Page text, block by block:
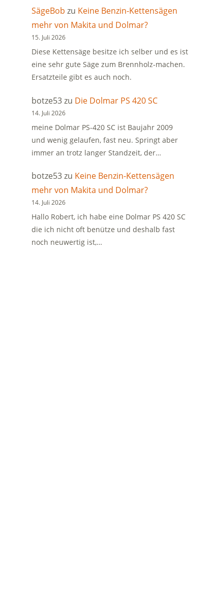
SägeBob zu Keine Benzin-Kettensägen
mehr von Makita und Dolmar?
15. Juli 2026
Diese Kettensäge besitze ich selber und es ist
eine sehr gute Säge zum Brennholz-machen.
Ersatzteile gibt es auch noch.
botze53zu Die Dolmar PS 420 SC
14. Juli 2026
meine Dolmar PS-420 SC ist Baujahr 2009
und wenig gelaufen, fast neu. Springt aber
immer an trotz langer Standzeit, der…
botze53zu Keine Benzin-Kettensägen
mehr von Makita und Dolmar?
14. Juli 2026
Hallo Robert, ich habe eine Dolmar PS 420 SC
die ich nicht oft benütze und deshalb fast
noch neuwertig ist,…